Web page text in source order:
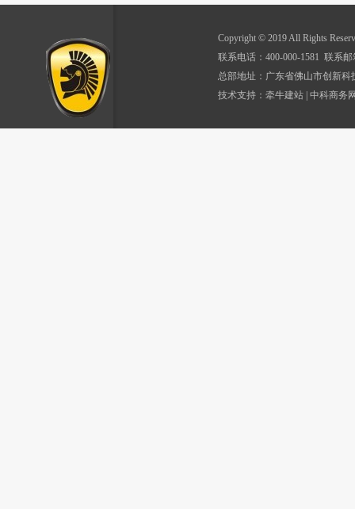
Copyright © 2019 All Rights
联系电话：400-000-1581 联系邮
总部地址：广东省佛山市创新
技术支持： 牵牛建站 | 中科商务